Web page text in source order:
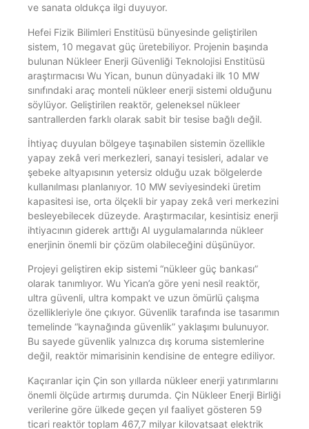
ve sanata oldukça ilgi duyuyor.
Hefei Fizik Bilimleri Enstitüsü bünyesinde geliştirilen
sistem, 10 megavat güç üretebiliyor. Projenin başında
bulunan Nükleer Enerji Güvenliği Teknolojisi Enstitüsü
araştırmacısı Wu Yican, bunun dünyadaki ilk 10 MW
sınıfındaki araç monteli nükleer enerji sistemi olduğunu
söylüyor. Geliştirilen reaktör, geleneksel nükleer
santrallerden farklı olarak sabit bir tesise bağlı değil.
İhtiyaç duyulan bölgeye taşınabilen sistemin özellikle
yapay zekâ veri merkezleri, sanayi tesisleri, adalar ve
şebeke altyapısının yetersiz olduğu uzak bölgelerde
kullanılması planlanıyor. 10 MW seviyesindeki üretim
kapasitesi ise, orta ölçekli bir yapay zekâ veri merkezini
besleyebilecek düzeyde. Araştırmacılar, kesintisiz enerji
ihtiyacının giderek arttığı AI uygulamalarında nükleer
enerjinin önemli bir çözüm olabileceğini düşünüyor.
Projeyi geliştiren ekip sistemi “nükleer güç bankası”
olarak tanımlıyor. Wu Yican’a göre yeni nesil reaktör,
ultra güvenli, ultra kompakt ve uzun ömürlü çalışma
özellikleriyle öne çıkıyor. Güvenlik tarafında ise tasarımın
temelinde “kaynağında güvenlik” yaklaşımı bulunuyor.
Bu sayede güvenlik yalnızca dış koruma sistemlerine
değil, reaktör mimarisinin kendisine de entegre ediliyor.
Kaçıranlar için Çin son yıllarda nükleer enerji yatırımlarını
önemli ölçüde artırmış durumda. Çin Nükleer Enerji Birliği
verilerine göre ülkede geçen yıl faaliyet gösteren 59
ticari reaktör toplam 467,7 milyar kilovatsaat elektrik